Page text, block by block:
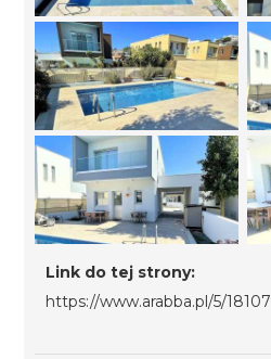
Link do tej strony:
https://www.arabba.pl/5/18107